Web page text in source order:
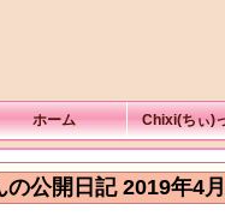
ホーム Chixi(ちぃ)
の公開日記 2019年4